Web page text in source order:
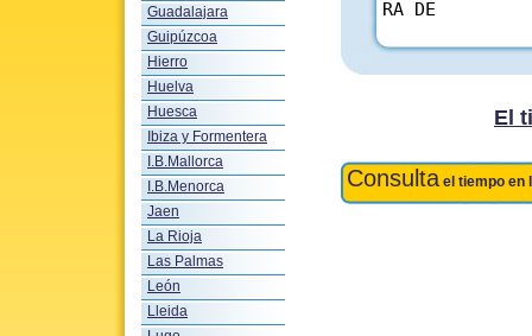
Guadalajara
Guipúzcoa
Hierro
Huelva
Huesca
Ibiza y Formentera
I.B.Mallorca
I.B.Menorca
Jaen
La Rioja
Las Palmas
León
Lleida
El
Consulta el tiempo en